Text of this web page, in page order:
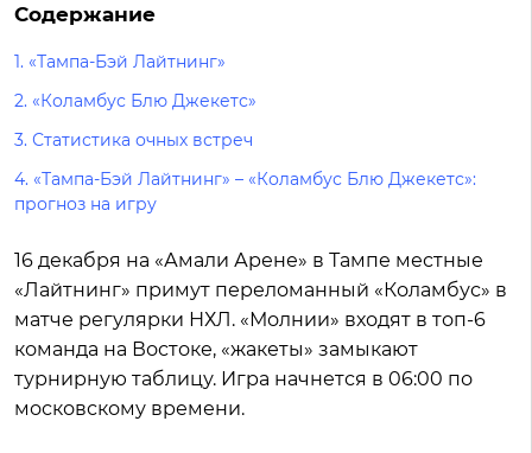
Содержание
1. «Тампа-Бэй Лайтнинг»
2. «Коламбус Блю Джекетс»
3. Статистика очных встреч
4. «Тампа-Бэй Лайтнинг» – «Коламбус Блю Джекетс»:
прогноз на игру
16 декабря на «Амали Арене» в Тампе местные
«Лайтнинг» примут переломанный «Коламбус» в
матче регулярки НХЛ. «Молнии» входят в топ-6
команда на Востоке, «жакеты» замыкают
турнирную таблицу. Игра начнется в 06:00 по
московскому времени.